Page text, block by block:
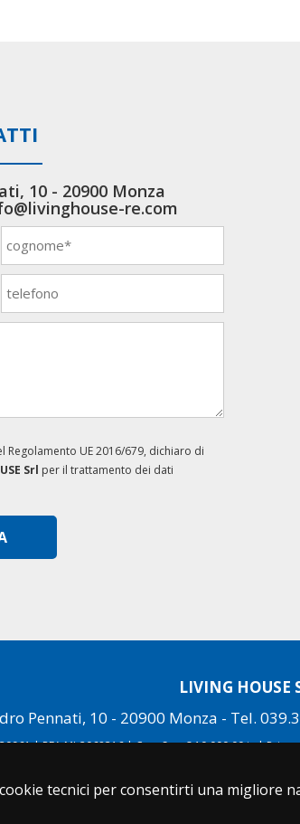
tecnici per consentirti una migliore
10 - 20900 Monza
re.com
UE 2016/679, dichiaro di
Srl per il trattamento dei dati
LIVING HOUSE
Pennati, 10 - 20900 Monza - Tel.
| REA MI-2068316 | Cap. Soc. € 10.000,00 iv |